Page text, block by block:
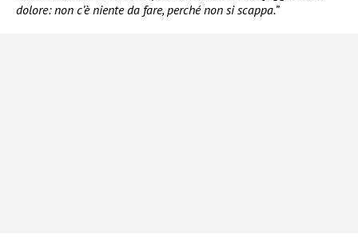
dolore: non c’è niente da fare, perché non si scappa.”